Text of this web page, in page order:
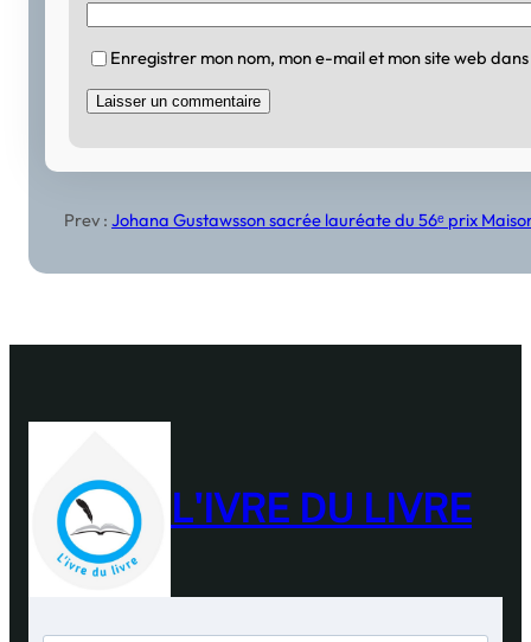
Enregistrer mon nom, mon e-mail et mon site web
Prev :Johana Gustawsson sacrée lauréate du 56ᵉ prix
L'IVRE DU LIVRE